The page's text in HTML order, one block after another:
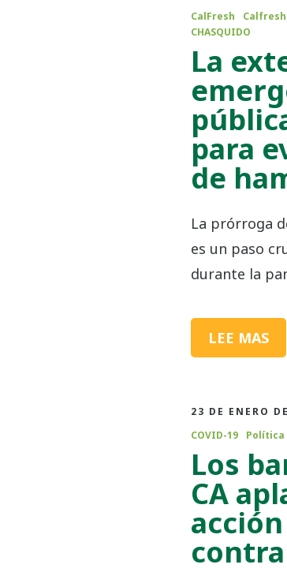
CalFresh
Calfresh
CHASQUIDO
La
para
de
La prórroga
es un paso
durante la
LEE MAS
23 DE ENERO
COVID-19
Los
CA